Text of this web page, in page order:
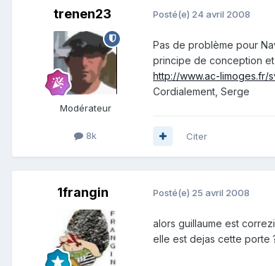
trenen23
Modérateur
8k
Posté(e) 24 avril 2008
Pas de problème pour
principe de conception
http://www.ac-limoges.fr/
Cordialement, Serge
Citer
1frangin Posté(e) 25 avril 2008
alors guillaume est
elle est dejas cette porte